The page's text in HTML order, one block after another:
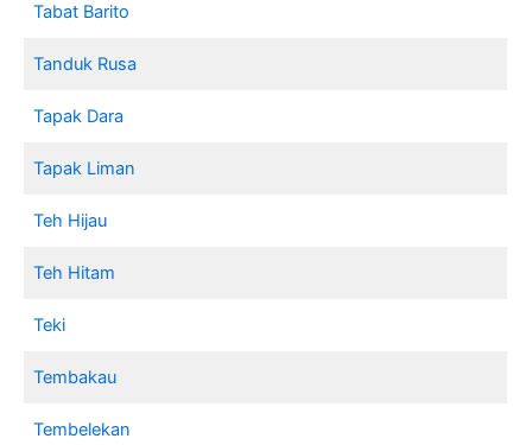
Tabat Barito
Tanduk Rusa
Tapak Dara
Tapak Liman
Teh Hijau
Teh Hitam
Teki
Tembakau
Tembelekan